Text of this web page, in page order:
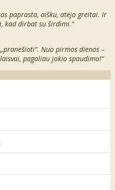
paprasta, aišku, atėjo greitai. Ir
kad dirbat su širdimi.“
Nuo pirmos dienos –
pagaliau jokio spaudimo!“